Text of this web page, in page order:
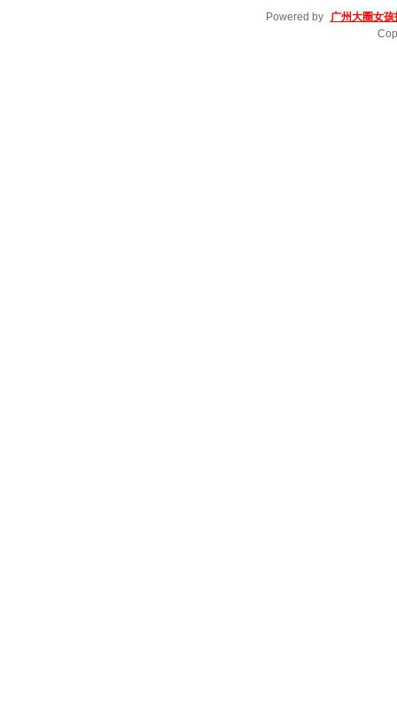
Powered by
广州大圈女孩